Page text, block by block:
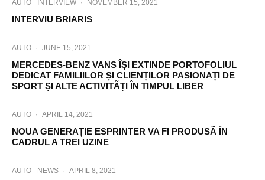
AUTO INTERVIEW · NOVEMBER 15, 2021
INTERVIU BRIARIS
AUTO · JUNE 15, 2021
MERCEDES-BENZ VANS ÎȘI EXTINDE PORTOFOLIUL
DEDICAT FAMILIILOR ȘI CLIENȚILOR PASIONAȚI DE
SPORT ȘI ALTE ACTIVITÃȚI ÎN TIMPUL LIBER
AUTO · APRIL 14, 2021
NOUA GENERAȚIE ESPRINTER VA FI PRODUSÃ ÎN
CADRUL A TREI UZINE
AUTO NEWS · APRIL 8, 2021